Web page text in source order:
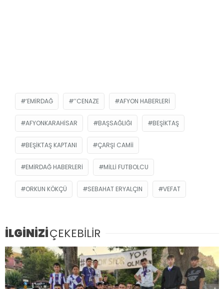
‘EMIRDAĞ ’’CENAZE AFYON HABERLERI
AFYONKARAHISAR BAŞSAĞLIĞI BEŞIKTAŞ
BEŞIKTAŞ KAPTANI ÇARŞI CAMII
EMIRDAĞ HABERLERI MILLI FUTBOLCU
ORKUN KÖKÇÜ SEBAHAT ERYALÇIN VEFAT
İLGİNİZİÇEKEBİLİR